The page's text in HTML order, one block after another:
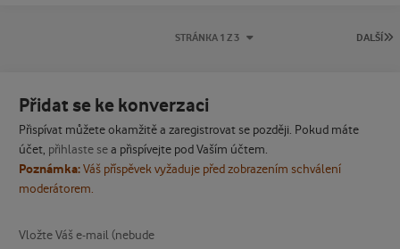
DALŠÍ
STRÁNKA 1 Z 3
Přidat se ke konverzaci
Přispívat můžete okamžitě a zaregistrovat se později. Pokud máte
účet, přihlaste sea přispívejte pod Vaším účtem.
Poznámka:Váš příspěvek vyžaduje před zobrazením schválení
moderátorem.